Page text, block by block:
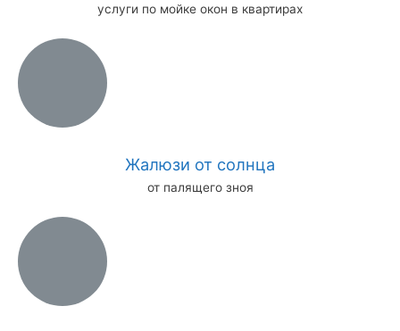
услуги по мойке окон в квартирах
Жалюзи от солнца
от палящего зноя